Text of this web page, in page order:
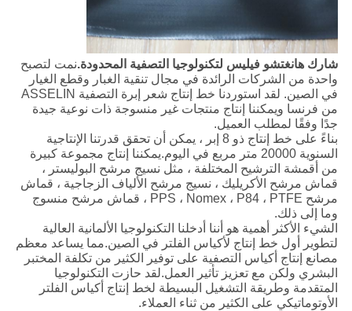
شارك هانغتشو فيليس لتكنولوجيا التصفية المحدودة.نمت لتصبح
واحدة من الشركات الرائدة في مجال تنقية الغبار وقطع الغيار
في الصين. لقد استوردنا خط إنتاج شعر إبرة التصفية ASSELIN
من فرنسا ويمكننا إنتاج منتجات غير منسوجة ذات نوعية جيدة
جدًا وفقًا لمطلب العميل.
بناءً على خط إنتاج ذو 8 إبر ، يمكن أن تحقق قدرتنا الإنتاجية
السنوية 20000 متر مربع في اليوم.يمكننا إنتاج مجموعة كبيرة
من أقمشة الترشيح المختلفة ، مثل نسيج مرشح البوليستر ،
قماش مرشح الأكريليك ، نسيج مرشح الألياف الزجاجية ، قماش
مرشح PPS ، Nomex ، P84 ، PTFE ، قماش مرشح منسوج
وما إلى ذلك.
الشيء الأكثر أهمية هو أننا أدخلنا التكنولوجيا الألمانية العالية
لتطوير أول خط إنتاج لأكياس الفلتر في الصين.مما يساعد معظم
مصانع إنتاج أكياس التصفية على توفير الكثير من تكلفة المختبر
البشري ولكن مع تعزيز تأثير العمل.لقد حازت التكنولوجيا
المتقدمة وطريقة التشغيل البسيطة لخط إنتاج أكياس الفلتر
الأوتوماتيكي على الكثير من ثناء العملاء.